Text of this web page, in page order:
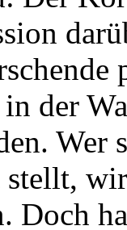
der
Doch